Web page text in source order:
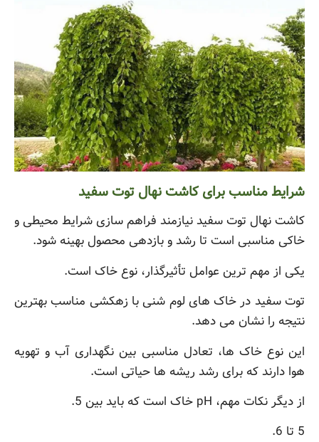
شرایط مناسب برای کاشت نهال توت سفید
کاشت نهال توت سفید نیازمند فراهم سازی شرایط محیطی و
خاکی مناسبی است تا رشد و بازدهی محصول بهینه شود.
یکی از مهم ترین عوامل تأثیرگذار، نوع خاک است.
توت سفید در خاک های لوم شنی با زهکشی مناسب بهترین
نتیجه را نشان می دهد.
این نوع خاک ها، تعادل مناسبی بین نگهداری آب و تهویه
هوا دارند که برای رشد ریشه ها حیاتی است.
از دیگر نکات مهم، pH خاک است که باید بین 5.
5 تا 6.